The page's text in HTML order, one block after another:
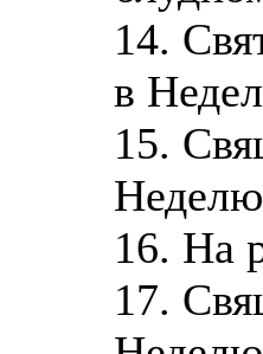
14.
в
15.
16. На
17.